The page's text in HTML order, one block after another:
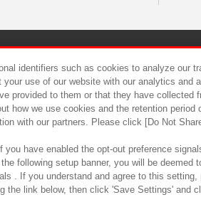
食品のご
identifiers such as cookies to analyze our
your use of our website with our analytics and
provided to them or that they have
how we use cookies and the retention
with our partners. Please click [Do Not
you have enabled the opt-out preference
following setup banner, you will be
. If you understand and agree to this
the link below, then click 'Save Settings' and